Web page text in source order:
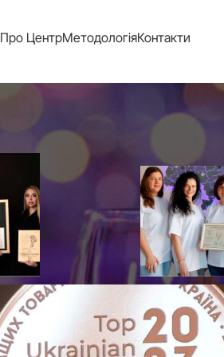
Про ЦентрМетодологіяКонтакти